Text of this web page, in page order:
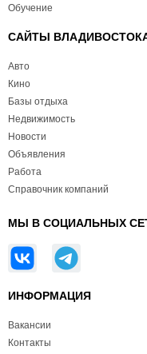
Обучение
САЙТЫ
Авто
Кино
Базы отдыха
Недвижимость
Новости
Объявления
Работа
Справочник компаний
МЫ В СОЦИАЛЬНЫХ
ИНФОРМАЦИЯ
Вакансии
Контакты